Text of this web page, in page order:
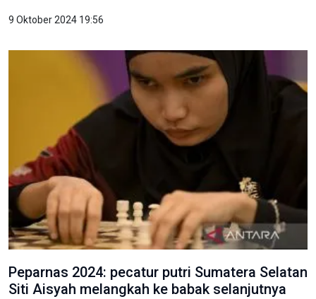
9 Oktober 2024 19:56
Peparnas 2024: pecatur putri Sumatera Selatan
Siti Aisyah melangkah ke babak selanjutnya